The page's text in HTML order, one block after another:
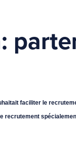
faciliter le
recrutement